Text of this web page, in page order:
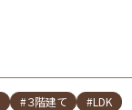
#３階建て
#LDK